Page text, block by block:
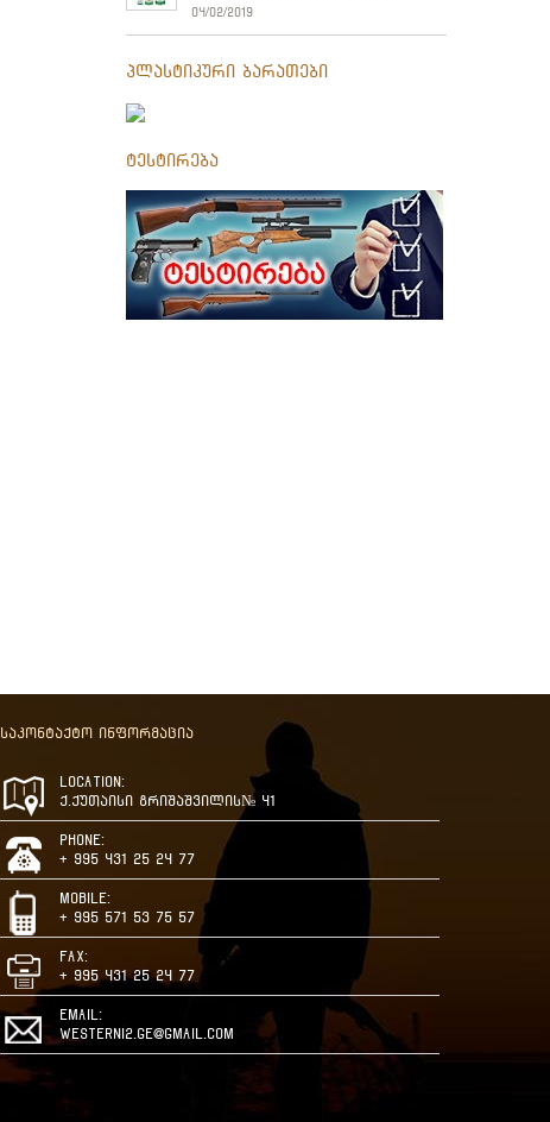
04/02/2019
პლასტიკური ბარათები
ტესტირება
საკონტაქტო ინფორმაცია
Location:
ქ.ქუთაისი გრიშაშვილის№ 41
Phone:
+ 995 431 25 24 77
Mobile:
+ 995 571 53 75 57
Fax:
+ 995 431 25 24 77
Email:
westerni2.ge@gmail.com